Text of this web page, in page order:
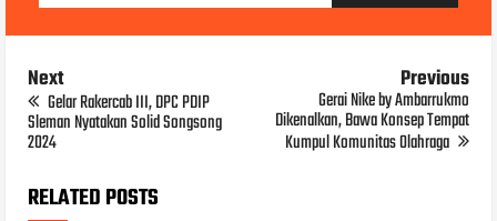
Next
Gelar Rakercab III, DPC PDIP
Sleman Nyatakan Solid Songsong
2024
Previous
Gerai Nike by Ambarrukmo
Dikenalkan, Bawa Konsep Tempat
Kumpul Komunitas Olahraga
RELATED POSTS